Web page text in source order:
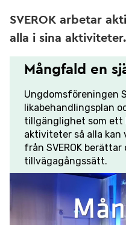
SVEROK arbetar
alla i sina aktiviteter.
Mångfald en
Ungdomsföreningen
likabehandlingsplan
tillgänglighet som ett
aktiviteter så alla kan
från SVEROK berättar
tillvägagångssätt.